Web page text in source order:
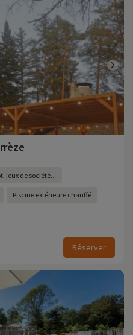
jeux de société...
Piscine extérieure chauffé
Réserver